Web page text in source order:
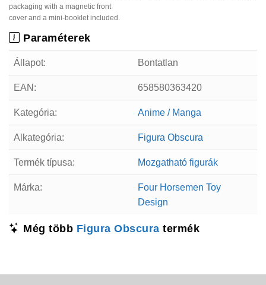
packaging with a magnetic front
cover and a mini-booklet included.
Paraméterek
Állapot: Bontatlan
EAN: 658580363420
Kategória: Anime / Manga
Alkategória: Figura Obscura
Termék típusa: Mozgatható figurák
Márka:
Four Horsemen Toy
Design
Még több Figura Obscura termék